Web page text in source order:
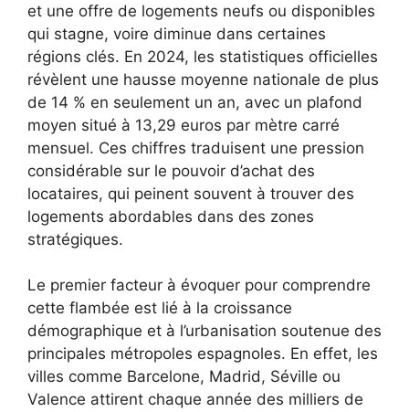
et une offre de logements neufs ou disponibles
qui stagne, voire diminue dans certaines
régions clés. En 2024, les statistiques officielles
révèlent une hausse moyenne nationale de plus
de 14 % en seulement un an, avec un plafond
moyen situé à 13,29 euros par mètre carré
mensuel. Ces chiffres traduisent une pression
considérable sur le pouvoir d’achat des
locataires, qui peinent souvent à trouver des
logements abordables dans des zones
stratégiques.
Le premier facteur à évoquer pour comprendre
cette flambée est lié à la croissance
démographique et à l’urbanisation soutenue des
principales métropoles espagnoles. En effet, les
villes comme Barcelone, Madrid, Séville ou
Valence attirent chaque année des milliers de